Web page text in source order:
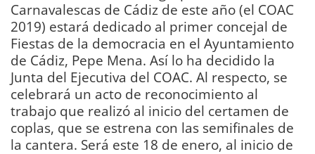
Carnavalescas de Cádiz de este año (el COAC
2019) estará dedicado al primer concejal de
Fiestas de la democracia en el Ayuntamiento
de Cádiz, Pepe Mena. Así lo ha decidido la
Junta del Ejecutiva del COAC. Al respecto, se
celebrará un acto de reconocimiento al
trabajo que realizó al inicio del certamen de
coplas, que se estrena con las semifinales de
la cantera. Será este 18 de enero, al inicio de